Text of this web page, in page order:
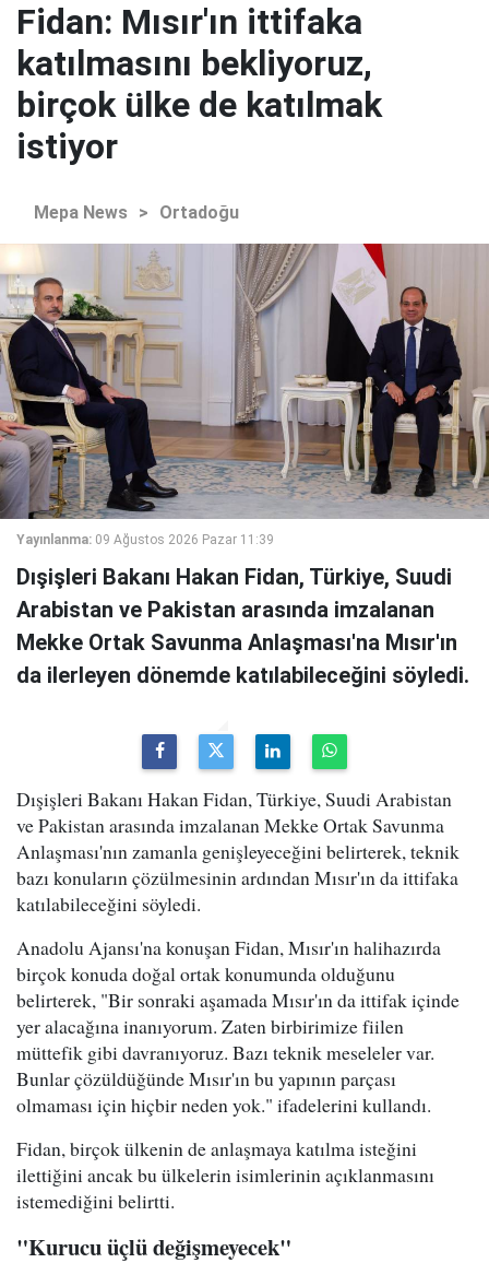
Fidan: Mısır'ın ittifaka
katılmasını bekliyoruz,
birçok ülke de katılmak
istiyor
Mepa News > Ortadoğu
Yayınlanma: 09 Ağustos 2026 Pazar 11:39
Dışişleri Bakanı Hakan Fidan, Türkiye, Suudi
Arabistan ve Pakistan arasında imzalanan
Mekke Ortak Savunma Anlaşması'na Mısır'ın
da ilerleyen dönemde katılabileceğini söyledi.
Dışişleri Bakanı Hakan Fidan, Türkiye, Suudi Arabistan
ve Pakistan arasında imzalanan Mekke Ortak Savunma
Anlaşması'nın zamanla genişleyeceğini belirterek, teknik
bazı konuların çözülmesinin ardından Mısır'ın da ittifaka
katılabileceğini söyledi.
Anadolu Ajansı'na konuşan Fidan, Mısır'ın halihazırda
birçok konuda doğal ortak konumunda olduğunu
belirterek, "Bir sonraki aşamada Mısır'ın da ittifak içinde
yer alacağına inanıyorum. Zaten birbirimize fiilen
müttefik gibi davranıyoruz. Bazı teknik meseleler var.
Bunlar çözüldüğünde Mısır'ın bu yapının parçası
olmaması için hiçbir neden yok." ifadelerini kullandı.
Fidan, birçok ülkenin de anlaşmaya katılma isteğini
ilettiğini ancak bu ülkelerin isimlerinin açıklanmasını
istemediğini belirtti.
"Kurucu üçlü değişmeyecek"